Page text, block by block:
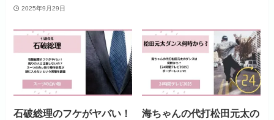
2025年9月29日
石破総理のフケがヤバい！
海ちゃんの代打松田元太の